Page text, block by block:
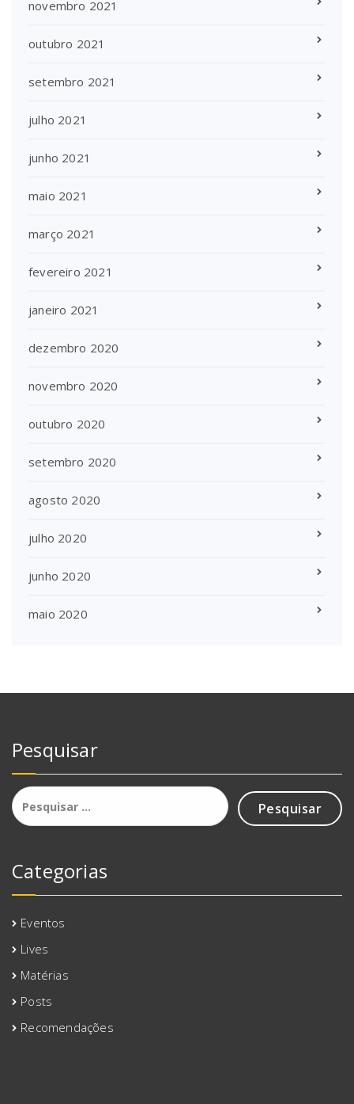
novembro 2021
outubro 2021
setembro 2021
julho 2021
junho 2021
maio 2021
março 2021
fevereiro 2021
janeiro 2021
dezembro 2020
novembro 2020
outubro 2020
setembro 2020
agosto 2020
julho 2020
junho 2020
maio 2020
Pesquisar
Pesquisar
por:
Categorias
Eventos
Lives
Matérias
Posts
Recomendações